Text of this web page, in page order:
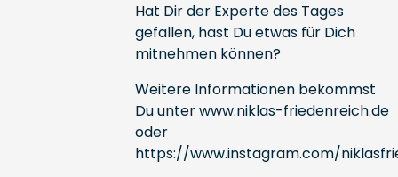
Hat Dir der Experte des Tages
gefallen, hast Du etwas für Dich
mitnehmen können?
Weitere Informationen bekommst
Du unterwww.niklas-friedenreich.de
oder
https://www.instagram.com/